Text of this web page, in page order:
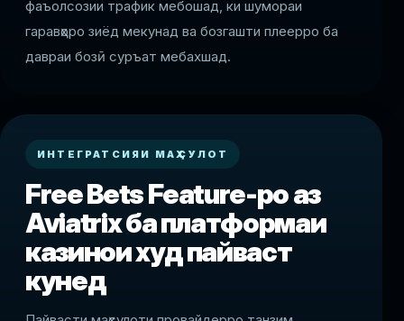
фаъолсозии трафик мебошад, ки шумораи
гаравҳоро зиёд мекунад ва бозгашти плеерро ба
давраи бозӣ суръат мебахшад.
ИНТЕГРАТСИЯИ МАҲСУЛОТ
Free Bets Feature-ро аз
Aviatrix ба платформаи
казинои худ пайваст
кунед